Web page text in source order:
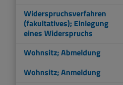
Widerspruchsverfahren
(fakultatives); Einlegung
eines Widerspruchs
Wohnsitz; Abmeldung
Wohnsitz; Anmeldung